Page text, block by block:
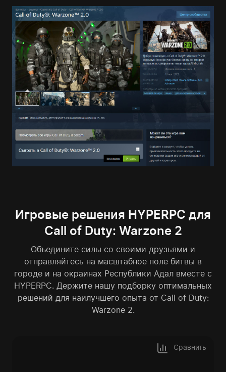
Игровые решения HYPERPC для
Call of Duty: Warzone 2
Объедините силы со своими друзьями и
отправляйтесь на масштабное поле битвы в
городе и на окраинах Республики Адал вместе с
HYPERPC. Держите нашу подборку оптимальных
решений для наилучшего опыта от Call of Duty:
Warzone 2.
Сравнить